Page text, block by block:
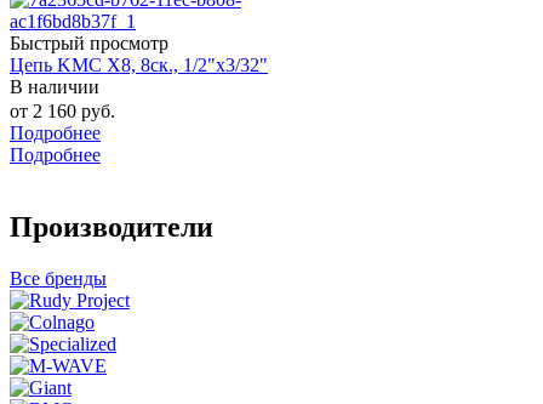
Быстрый просмотр
Цепь KMC X8, 8ск., 1/2"x3/32"
В наличии
от 2 160 руб.
Подробнее
Подробнее
Производители
Все бренды